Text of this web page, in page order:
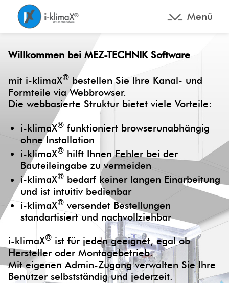
Menü
Willkommen bei MEZ-TECHNIK Software
mit i-klimaX® bestellen Sie Ihre Kanal- und
Formteile via Webbrowser.
Die webbasierte Struktur bietet viele Vorteile:
i-klimaX® funktioniert browserunabhängig
ohne Installation
i-klimaX® hilft Ihnen Fehler bei der
Bauteileingabe zu vermeiden
i-klimaX® bedarf keiner langen Einarbeitung
und ist intuitiv bedienbar
i-klimaX® versendet Bestellungen
standartisiert und nachvollziehbar
i-klimaX® ist für jeden geeignet, egal ob
Hersteller oder Montagebetrieb.
Mit eigenen Admin-Zugang verwalten Sie Ihre
Benutzer selbstständig und jederzeit.